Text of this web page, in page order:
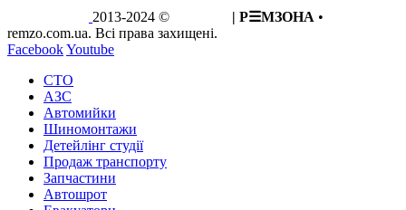
2013-2024 © | Р☰МЗОНА •
remzo.com.ua. Всі права захищені.
FacebookYoutube
СТО
АЗС
Автомийки
Шиномонтажи
Детейлінг студії
Продаж транспорту
Запчастини
Автошрот